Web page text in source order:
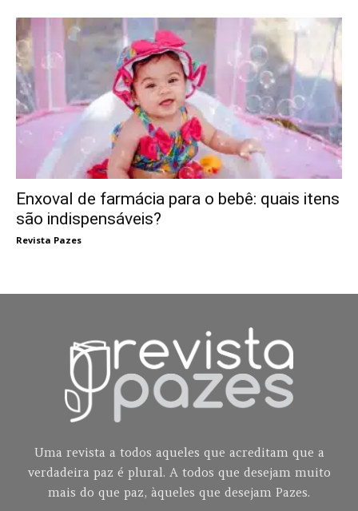
Enxoval de farmácia para o bebê: quais itens
são indispensáveis?
Revista Pazes
Uma revista a todos aqueles que acreditam que a
verdadeira paz é plural. A todos que desejam muito
mais do que paz, àqueles que desejam Pazes.